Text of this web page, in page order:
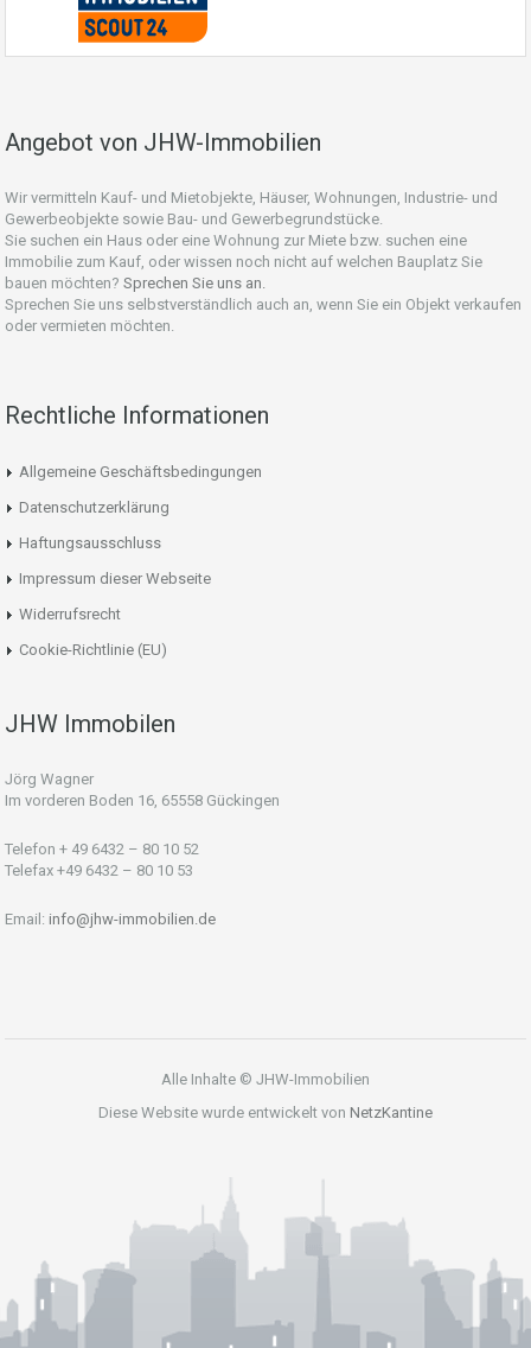
Angebot von JHW-Immobilien
Wir vermitteln Kauf- und Mietobjekte, Häuser, Wohnungen, Industrie- und
Gewerbeobjekte sowie Bau- und Gewerbegrundstücke.
Sie suchen ein Haus oder eine Wohnung zur Miete bzw. suchen eine
Immobilie zum Kauf, oder wissen noch nicht auf welchen Bauplatz Sie
bauen möchten? Sprechen Sie uns an.
Sprechen Sie uns selbstverständlich auch an, wenn Sie ein Objekt verkaufen
oder vermieten möchten.
Rechtliche Informationen
Allgemeine Geschäftsbedingungen
Datenschutzerklärung
Haftungsausschluss
Impressum dieser Webseite
Widerrufsrecht
Cookie-Richtlinie (EU)
JHW Immobilen
Jörg Wagner
Im vorderen Boden 16, 65558 Gückingen
Telefon + 49 6432 – 80 10 52
Telefax +49 6432 – 80 10 53
Email: info@jhw-immobilien.de
Alle Inhalte © JHW-Immobilien
Diese Website wurde entwickelt von NetzKantine